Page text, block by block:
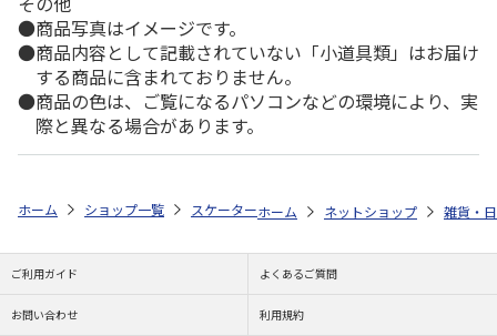
商品写真はイメージです。
商品内容として記載されていない「小道具類」はお届け
する商品に含まれておりません。
商品の色は、ご覧になるパソコンなどの環境により、実
際と異なる場合があります。
ホーム ショップ一覧 スケーター 保冷ポーチ付メッシュランチバッ
ホーム ネットショップ 雑貨・
ご利用ガイド よくあるご質問
お問い合わせ 利用規約